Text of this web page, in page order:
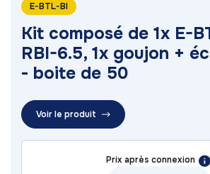
E-BTL-BI
Kit composé de 1x E-
RBI-6.5, 1x goujon +
- boite de 50
Voir le produit
Prix après connexion